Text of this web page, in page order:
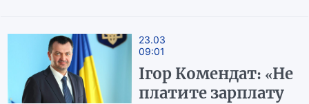
23.03
09:01
Ігор Комендат: «Не
платите зарплату